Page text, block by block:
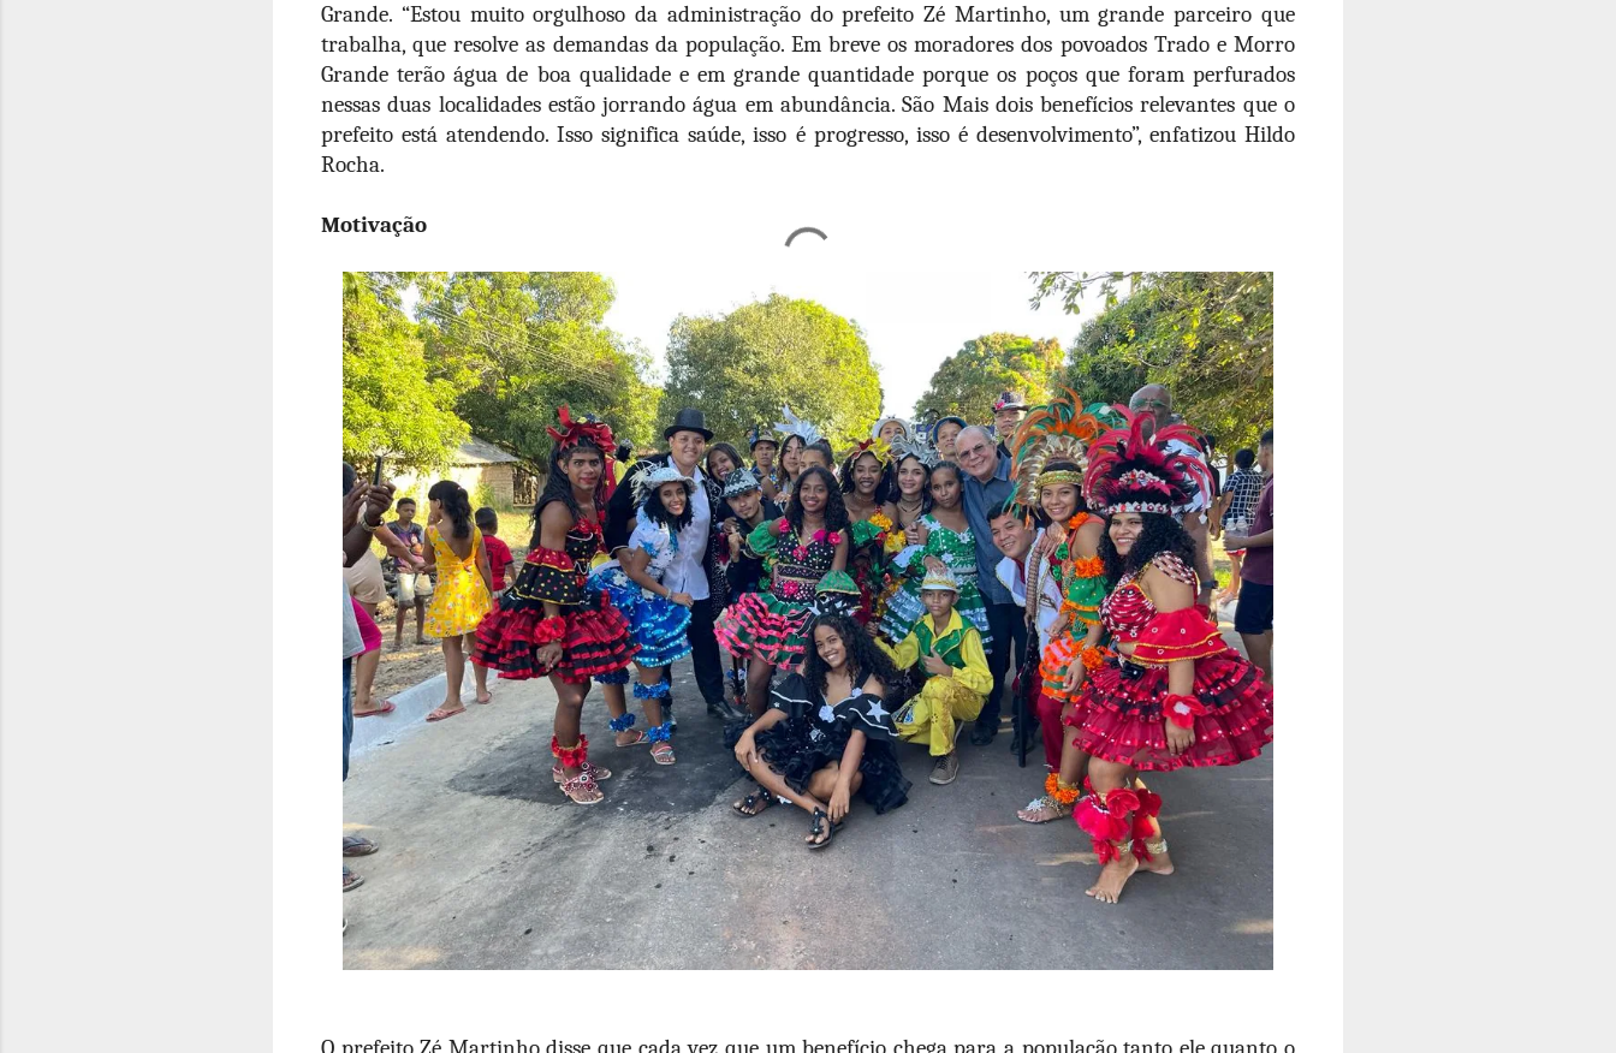
Grande. “Estou muito orgulhoso da administração do prefeito Zé Martinho, um grande parceiro que
trabalha, que resolve as demandas da população. Em breve os moradores dos povoados Trado e Morro
Grande terão água de boa qualidade e em grande quantidade porque os poços que foram perfurados
nessas duas localidades estão jorrando água em abundância. São Mais dois benefícios relevantes que o
prefeito está atendendo. Isso significa saúde, isso é progresso, isso é desenvolvimento”, enfatizou Hildo
Rocha.
Motivação